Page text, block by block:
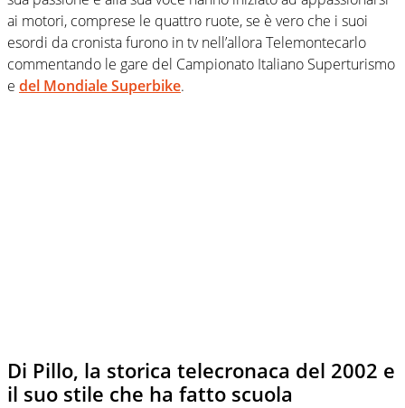
ai motori, comprese le quattro ruote, se è vero che i suoi
esordi da cronista furono in tv nell’allora Telemontecarlo
commentando le gare del Campionato Italiano Superturismo
e del Mondiale Superbike.
Di Pillo, la storica telecronaca del 2002 e
il suo stile che ha fatto scuola